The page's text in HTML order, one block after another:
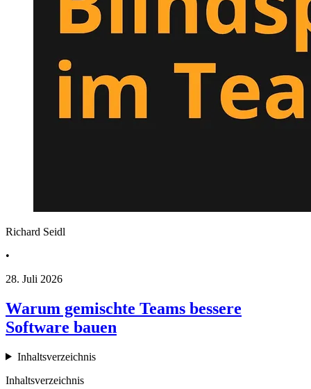
Richard Seidl
•
28. Juli 2026
Warum gemischte Teams bessere
Software bauen
Inhaltsverzeichnis
Inhaltsverzeichnis